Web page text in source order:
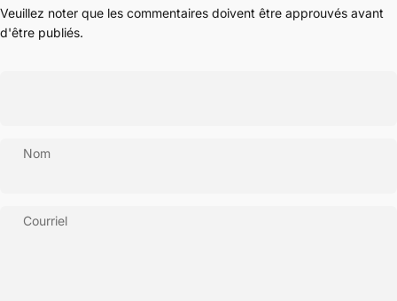
Veuillez noter que les commentaires doivent être approuvés avant
d'être publiés.
Nom
Courriel